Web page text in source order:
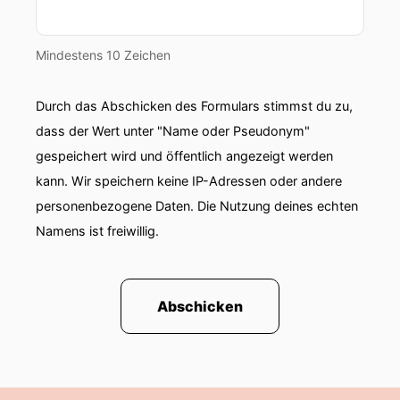
00:00:50: will?!
des möglichen.
00:00:55: Dass sich der
00:00:55: Elektrik bei euch im Haus gesagt
diese linksgrün versifften Clown Dem verhau ich
jetzt eine Folge Podcast.
in den Gellern eingestiegen.
00:01:05: Na ja gut das ist der Mittelstand!
für mich heute bei diesem Podcast wieder nix?
Mindestens 10 Zeichen
Durch das Abschicken des Formulars stimmst du zu,
dass der Wert unter "Name oder Pseudonym"
gespeichert wird und öffentlich angezeigt werden
kann. Wir speichern keine IP-Adressen oder andere
personenbezogene Daten. Die Nutzung deines echten
Namens ist freiwillig.
Abschicken